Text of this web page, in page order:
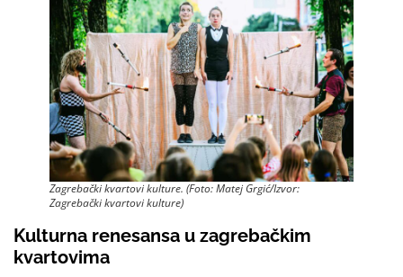
Zagrebački kvartovi kulture. (Foto: Matej Grgić/Izvor:
Zagrebački kvartovi kulture)
Kulturna renesansa u zagrebačkim
kvartovima